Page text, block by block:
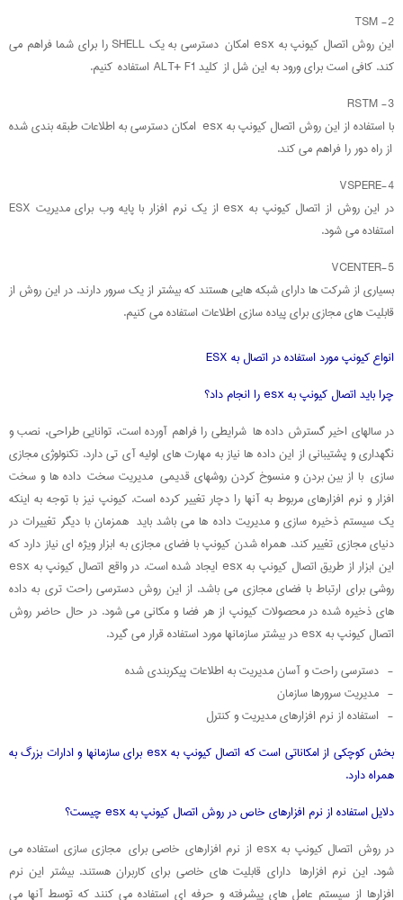
2- TSM
این روش اتصال کیونپ به esx امکان دسترسی به یک SHELL را برای شما فراهم می
کند. کافی است برای ورود به این شل از کلید ALT+ F1 استفاده کنیم.
3- RSTM
با استفاده از این روش اتصال کیونپ به esx امکان دسترسی به اطلاعات طبقه بندی شده
از راه دور را فراهم می کند.
4-VSPERE
در این روش از اتصال کیونپ به esx از یک نرم افزار با پایه وب برای مدیریت ESX
استفاده می شود.
5-VCENTER
بسیاری از شرکت ها دارای شبکه هایی هستند که بیشتر از یک سرور دارند. در این روش از
قابلیت های مجازی برای پیاده سازی اطلاعات استفاده می کنیم.
انواع کیونپ مورد استفاده در اتصال به ESX
چرا باید اتصال کیونپ به esx را انجام داد؟
در سالهای اخیر گسترش داده ها شرایطی را فراهم آورده است، توانایی طراحی، نصب و
نگهداری و پشتیبانی از این داده ها نیاز به مهارت های اولیه آی تی دارد. تکنولوژی مجازی
سازی با از بین بردن و منسوخ کردن روشهای قدیمی مدیریت سخت داده ها و سخت
افزار و نرم افزارهای مربوط به آنها را دچار تغییر کرده است. کیونپ نیز با توجه به اینکه
یک سیستم ذخیره سازی و مدیریت داده ها می باشد باید همزمان با دیگر تغییرات در
دنیای مجازی تغییر کند. همراه شدن کیونپ با فضای مجازی به ابزار ویژه ای نیاز دارد که
این ابزار از طریق اتصال کیونپ به esx ایجاد شده است. در واقع اتصال کیونپ به esx
روشی برای ارتباط با فضای مجازی می باشد. از این روش دسترسی راحت تری به داده
های ذخیره شده در محصولات کیونپ از هر فضا و مکانی می شود. در حال حاضر روش
اتصال کیونپ به esx در بیشتر سازمانها مورد استفاده قرار می گیرد.
- دسترسی راحت و آسان مدیریت به اطلاعات پیکربندی شده
- مدیریت سرورها سازمان
- استفاده از نرم افزارهای مدیریت و کنترل
بخش کوچکی از امکاناتی است که اتصال کیونپ به esx برای سازمانها و ادارات بزرگ به
همراه دارد.
دلایل استفاده از نرم افزارهای خاص در روش اتصال کیونپ به esx چیست؟
در روش اتصال کیونپ به esx از نرم افزارهای خاصی برای مجازی سازی استفاده می
شود. این نرم افزارها دارای قابلیت های خاصی برای کاربران هستند. بیشتر این نرم
افزارها از سیستم عامل های پیشرفته و حرفه ای استفاده می کنند که توسط آنها می